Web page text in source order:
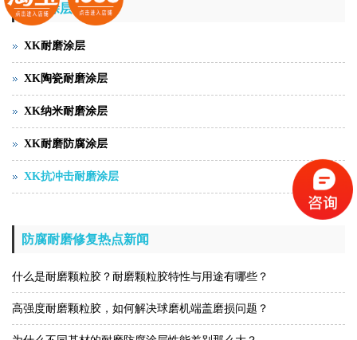
耐磨涂层
XK耐磨涂层
XK陶瓷耐磨涂层
XK纳米耐磨涂层
XK耐磨防腐涂层
XK抗冲击耐磨涂层
防腐耐磨修复热点新闻
什么是耐磨颗粒胶？耐磨颗粒胶特性与用途有哪些？
高强度耐磨颗粒胶，如何解决球磨机端盖磨损问题？